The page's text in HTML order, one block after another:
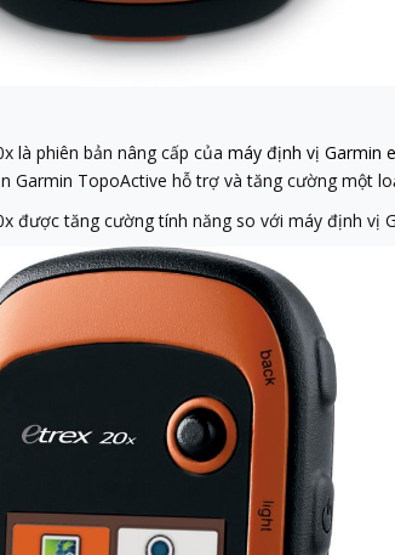
là phiên bản nâng cấp của máy định vị Garmin
Garmin TopoActive hỗ trợ và tăng cường một
được tăng cường tính năng so với máy định vị